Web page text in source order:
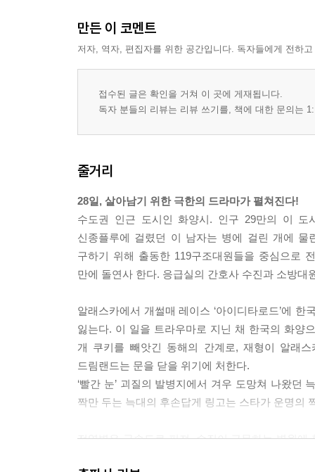
만든 이 코멘트
저자, 역자, 편집자를 위한 공간입니다. 독자들에게 전하
접수된 글은 확인을 거쳐 이 곳에 게재됩니다.
독자 분들의 리뷰는 리뷰 쓰기를, 책에 대한 문의는
줄거리
28일, 살아남기 위한 극한의 드라마가 펼쳐진다!
수도권 인근 도시인 화양시. 인구 29만의 이 도
신종플루에 걸렸던 이 남자는 병에 걸린 개에
구하기 위해 출동한 119구조대원들을 중심으로
만에 돌연사 한다. 응급실의 간호사 수진과 소방
알래스카에서 개썰매 레이스 ‘아이디타로드’에
잃는다. 이 일을 트라우마로 지닌 채 한국의 화양
개 쿠키를 빼앗긴 동해의 간계로, 재형이 알래
드림랜드는 문을 닫을 위기에 처한다.
‘빨간 눈’ 괴질의 발병지에서 겨우 도망쳐 나왔던
짝만 두는 늑대의 후손답게 링고는 스타가 운명의
전염병은 급속도로 퍼져, 수진이 근무하는 병원